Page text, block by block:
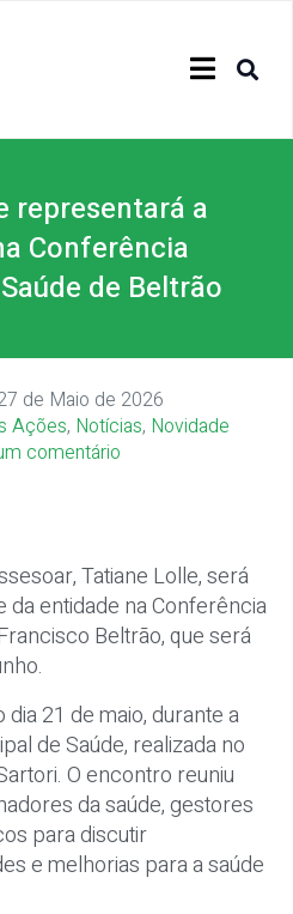
representará a
Conferência
de Beltrão
de Maio de 2026
Ações, Notícias, Novidade
comentário
Tatiane Lolle, será
entidade na Conferência
Beltrão, que será
21 de maio, durante a
de Saúde, realizada no
O encontro reuniu
da saúde, gestores
para discutir
e melhorias para a saúde